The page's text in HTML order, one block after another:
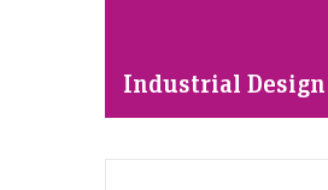
Industrial Design